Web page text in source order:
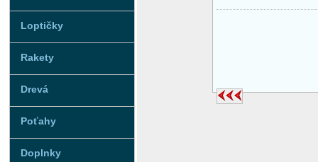
Loptičky
Rakety
Drevá
Poťahy
Doplnky